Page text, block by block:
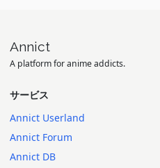
Annict
A platform for anime addicts.
サービス
Annict Userland
Annict Forum
Annict DB